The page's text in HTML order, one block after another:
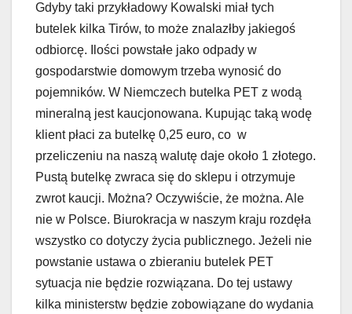
Gdyby taki przykładowy Kowalski miał tych
butelek kilka Tirów, to może znalazłby jakiegoś
odbiorcę. Ilości powstałe jako odpady w
gospodarstwie domowym trzeba wynosić do
pojemników. W Niemczech butelka PET z wodą
mineralną jest kaucjonowana. Kupując taką wodę
klient płaci za butelkę 0,25 euro, co w
przeliczeniu na naszą walutę daje około 1 złotego.
Pustą butelkę zwraca się do sklepu i otrzymuje
zwrot kaucji. Można? Oczywiście, że można. Ale
nie w Polsce. Biurokracja w naszym kraju rozdęła
wszystko co dotyczy życia publicznego. Jeżeli nie
powstanie ustawa o zbieraniu butelek PET
sytuacja nie będzie rozwiązana. Do tej ustawy
kilka ministerstw będzie zobowiązane do wydania